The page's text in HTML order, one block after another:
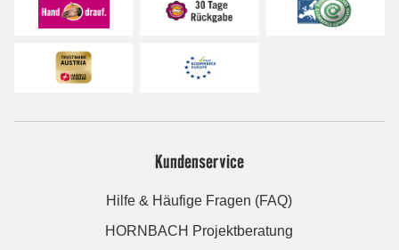
Kundenservice
Hilfe & Häufige Fragen (FAQ)
HORNBACH Projektberatung